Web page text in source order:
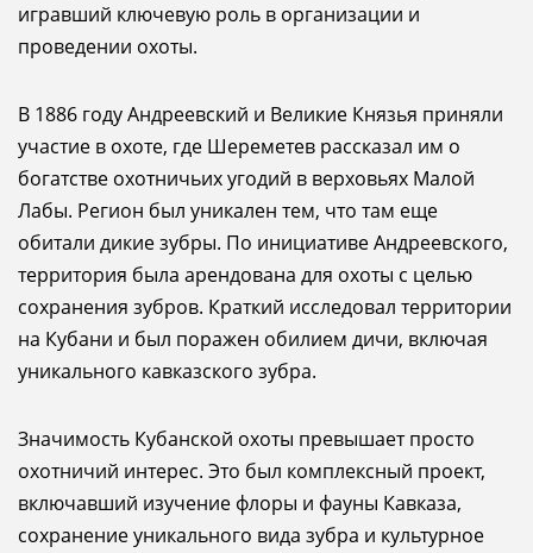
игравший ключевую роль в организации и
проведении охоты.
В 1886 году Андреевский и Великие Князья приняли
участие в охоте, где Шереметев рассказал им о
богатстве охотничьих угодий в верховьях Малой
Лабы. Регион был уникален тем, что там еще
обитали дикие зубры. По инициативе Андреевского,
территория была арендована для охоты с целью
сохранения зубров. Краткий исследовал территории
на Кубани и был поражен обилием дичи, включая
уникального кавказского зубра.
Значимость Кубанской охоты превышает просто
охотничий интерес. Это был комплексный проект,
включавший изучение флоры и фауны Кавказа,
сохранение уникального вида зубра и культурное